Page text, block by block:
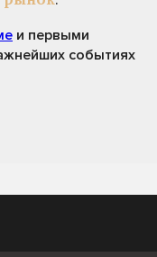
и первыми
событиях